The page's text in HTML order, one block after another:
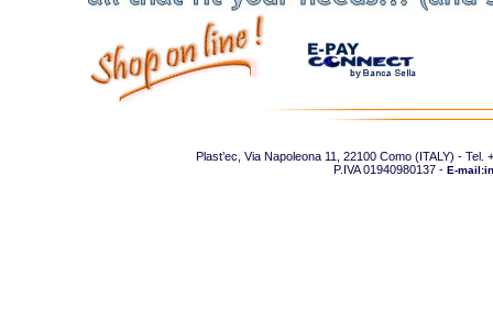
Plast’ec, Via Napoleona 11, 22100 Como (ITALY) -
P.IVA 01940980137 - E-